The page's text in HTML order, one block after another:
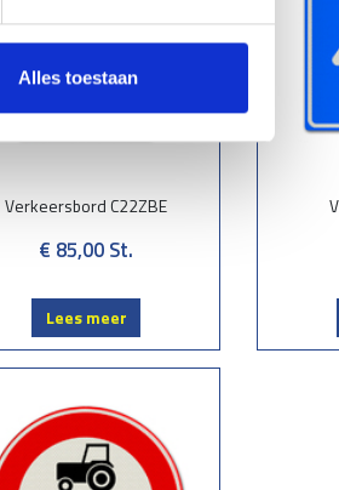
Alles toestaan
Verkeersbord C22ZBE
€ 85,00 St.
Lees meer